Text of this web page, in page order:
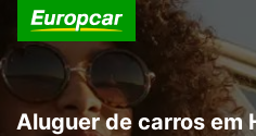
Aluguer de carros em